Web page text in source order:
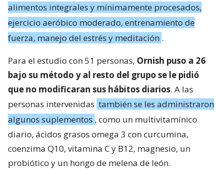
alimentos integrales y mínimamente procesados,
ejercicio aeróbico moderado, entrenamiento de
fuerza, manejo del estrés y meditación .
Para el estudio con 51 personas, Ornish puso a 26
bajo su método y al resto del grupo se le pidió
que no modificaran sus hábitos diarios. A las
personas intervenidas también se les administraron
algunos suplementos , como un multivitamínico
diario, ácidos grasos omega 3 con curcumina,
coenzima Q10, vitamina C y B12, magnesio, un
probiótico y un hongo de melena de león.